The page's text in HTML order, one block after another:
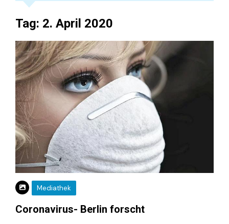
Tag: 2. April 2020
Mediathek
Coronavirus- Berlin forscht